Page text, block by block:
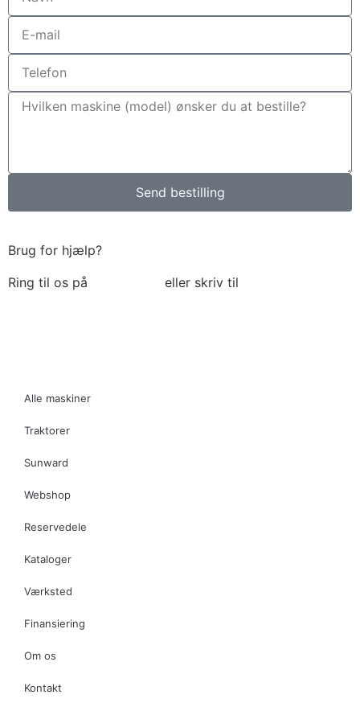
Send bestilling
Brug for hjælp?
Ring til os på
eller skriv til
Alle maskiner
Traktorer
Sunward
Webshop
Reservedele
Kataloger
Værksted
Finansiering
Om os
Kontakt